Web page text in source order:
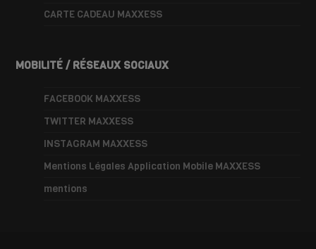
CARTE CADEAU MAXXESS
MOBILITÉ / RÉSEAUX SOCIAUX
FACEBOOK MAXXESS
TWITTER MAXXESS
INSTAGRAM MAXXESS
Mentions Légales Application Mobile MAXXESS
mentions